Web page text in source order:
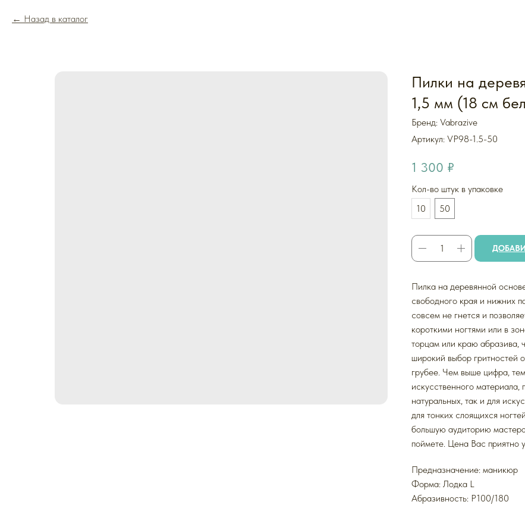
Назад в каталог
Пилки на
1,5 мм (18 см
Бренд: Vabrazive
Артикул: VP98-1.5-50
1 300 ₽
Кол-во штук в упаковке
10
50
Пилка на деревянной
свободного края и нижних
совсем не гнется и
короткими ногтями или в
торцам или краю абразива,
широкий выбор гритностей
грубее. Чем выше цифра,
искусственного материала,
натуральных, так и для
для тонких слоящихся
большую аудиторию
поймете. Цена Вас приятно
Предназначение: маникюр
Форма: Лодка L
Абразивность: P100/180